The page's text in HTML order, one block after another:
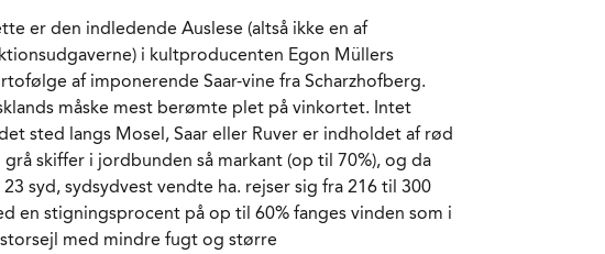
TEMPERATUR
8 - 10°C
Flaske (75 cl)
217807
er den indledende Auslese (altså ikke en af
i kultproducenten Egon Müllers
af imponerende Saar-vine fra Scharzhofberg.
måske mest berømte plet på vinkortet. Intet
sted langs Mosel, Saar eller Ruver er indholdet af rød
grå skiffer i jordbunden så markant (op til 70%), og da
23 syd, sydsydvest vendte ha. rejser sig fra 216 til 300
en stigningsprocent på op til 60% fanges vinden som i
med mindre fugt og større